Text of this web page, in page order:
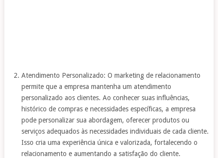
Atendimento Personalizado: O marketing de relacionamento
permite que a empresa mantenha um atendimento
personalizado aos clientes. Ao conhecer suas influências,
histórico de compras e necessidades específicas, a empresa
pode personalizar sua abordagem, oferecer produtos ou
serviços adequados às necessidades individuais de cada cliente.
Isso cria uma experiência única e valorizada, fortalecendo o
relacionamento e aumentando a satisfação do cliente.